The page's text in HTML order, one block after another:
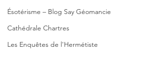
Ésotérisme – Blog Say Géomancie
Cathédrale Chartres
Les Enquêtes de l'Hermétiste